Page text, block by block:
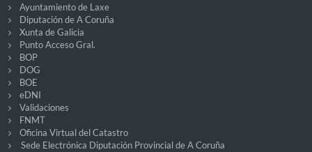
Ayuntamiento de Laxe
Diputación de A Coruña
Xunta de Galicia
Punto Acceso Gral.
BOP
DOG
BOE
eDNI
Validaciones
FNMT
Oficina Virtual del Catastro
Sede Electrónica Diputación Provincial de A Coruña